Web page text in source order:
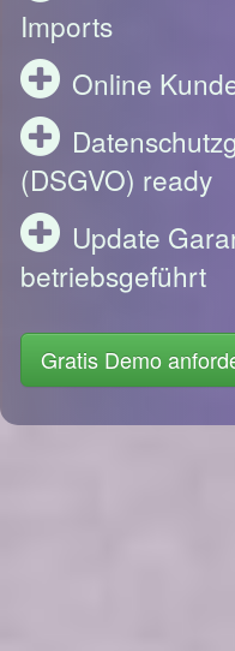
Imports
Online
(DSGVO) ready
Update
betriebsgeführt
Gratis Demo